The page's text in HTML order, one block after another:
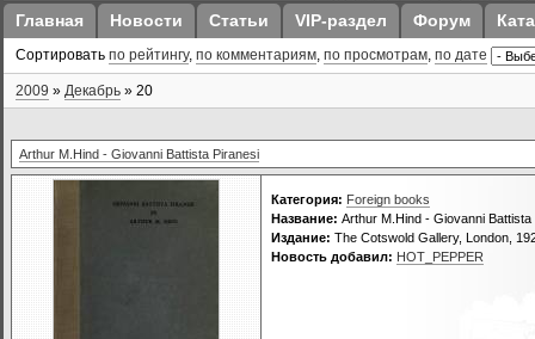
Главная Новости Статьи VIP-раздел Форум
Сортировать по рейтингу, по комментариям, по просмотрам, по дате
2009 » Декабрь » 20
Arthur M.Hind - Giovanni Battista Piranesi
Категория: Foreign books
Название: Arthur M.Hind - Giovanni Battista
Издание: The Cotswold Gallery, London,
Новость добавил: HOT_PEPPER